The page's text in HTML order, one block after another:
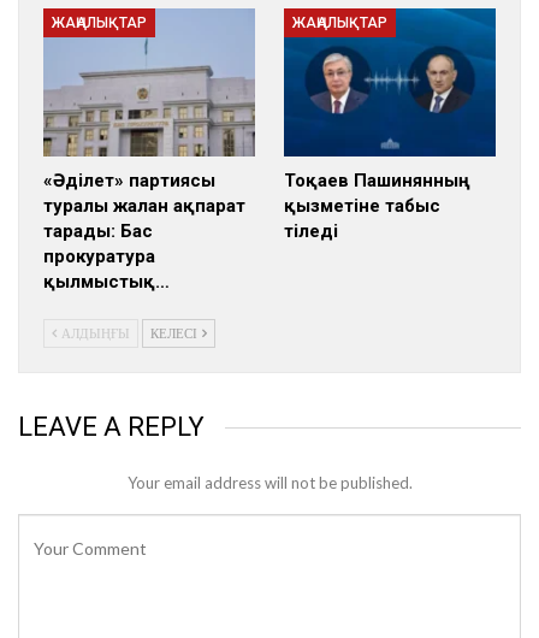
ЖАҢАЛЫҚТАР
«Әділет» партиясы
туралы жалған ақпарат
тарады: Бас
прокуратура
қылмыстық…
ЖАҢАЛЫҚТАР
Тоқаев Пашинянның
қызметіне табыс
тіледі
АЛДЫҢҒЫ КЕЛЕСІ
LEAVE A REPLY
Your email address will not be published.